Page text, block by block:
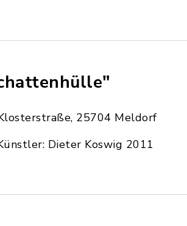
25704 Meldorf
Dieter Koswig 2011